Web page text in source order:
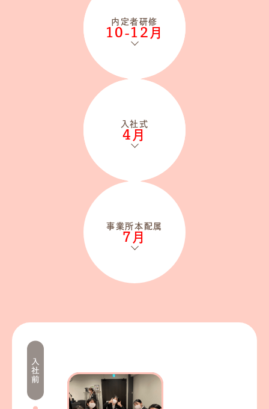
内定者研修
10-12月
入社式
4月
事業所本配属
7月